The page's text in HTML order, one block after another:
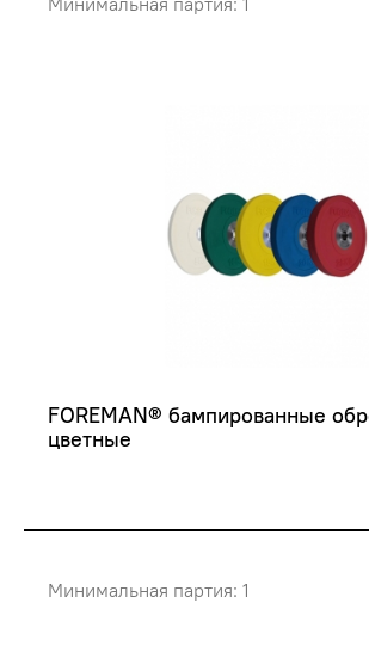
FOREMAN® бампированные
цветные
Минимальная партия: 1